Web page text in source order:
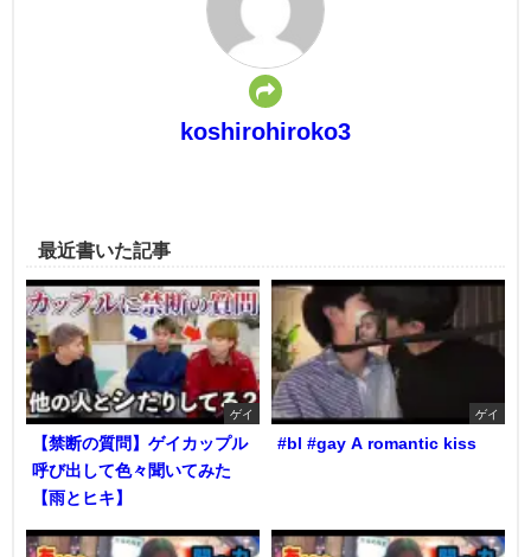
koshirohiroko3
最近書いた記事
ゲイ
【禁断の質問】ゲイカップル
呼び出して色々聞いてみた
【雨とヒキ】
ゲイ
#bl #gay A romantic kiss